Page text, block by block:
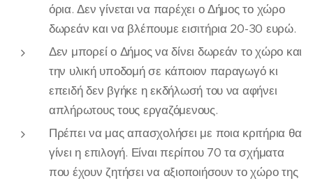
όρια. Δεν γίνεται να παρέχει ο Δήμος το χώρο
δωρεάν και να βλέπουμε εισιτήρια 20-30 ευρώ.
Δεν μπορεί ο Δήμος να δίνει δωρεάν το χώρο και
την υλική υποδομή σε κάποιον παραγωγό κι
επειδή δεν βγήκε η εκδήλωσή του να αφήνει
απλήρωτους τους εργαζόμενους.
Πρέπει να μας απασχολήσει με ποια κριτήρια θα
γίνει η επιλογή. Είναι περίπου 70 τα σχήματα
που έχουν ζητήσει να αξιοποιήσουν το χώρο της